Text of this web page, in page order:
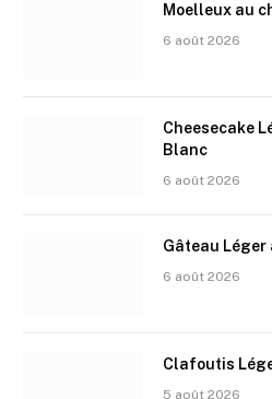
Moelleux au
6 août 2026
Cheesecake
Blanc
6 août 2026
Gâteau Léger
6 août 2026
Clafoutis
5 août 2026